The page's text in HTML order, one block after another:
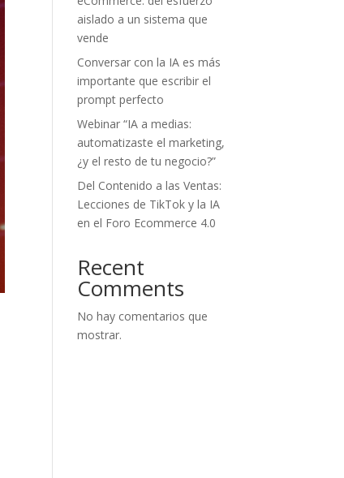
aislado a un sistema que
vende
Conversar con la IA es más
importante que escribir el
prompt perfecto
Webinar “IA a medias:
automatizaste el marketing,
¿y el resto de tu negocio?”
Del Contenido a las Ventas:
Lecciones de TikTok y la IA
en el Foro Ecommerce 4.0
Recent
Comments
No hay comentarios que
mostrar.